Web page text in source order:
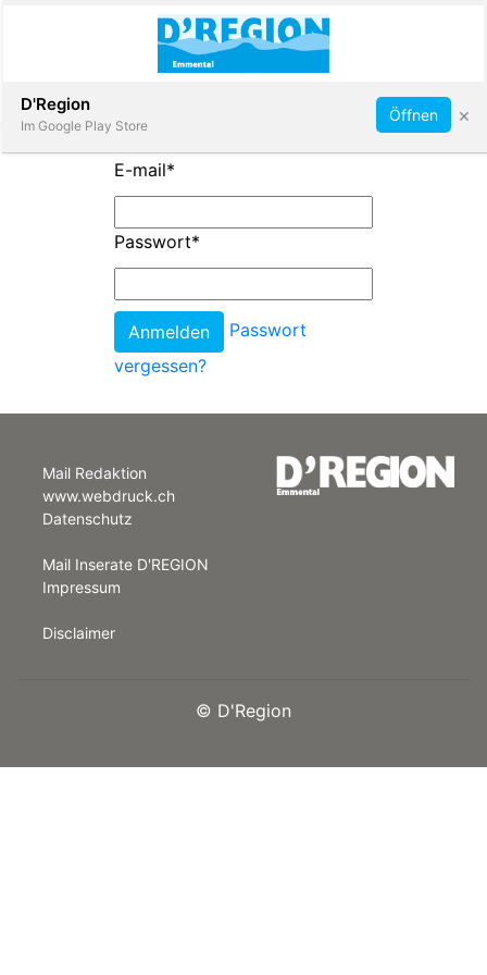
App
Abonnieren
E-mail*
Passwort*
Passwort
vergessen?
Mail Redaktion
www.webdruck.ch
Datenschutz
Mail Inserate D'REGION
Impressum
Disclaimer
© D'Region
D'Region
Im Google Play Store
Öffnen ×